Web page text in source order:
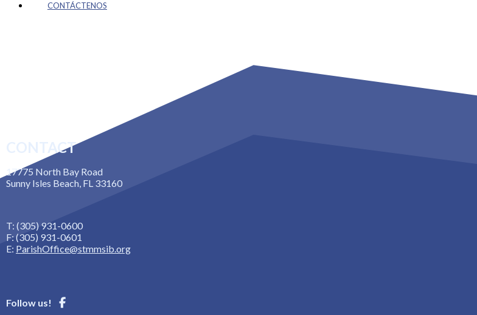
CONTÁCTENOS
CONTACT
17775 North Bay Road
Sunny Isles Beach, FL 33160
T: (305) 931-0600
F: (305) 931-0601
E: ParishOffice@stmmsib.org
Follow us!